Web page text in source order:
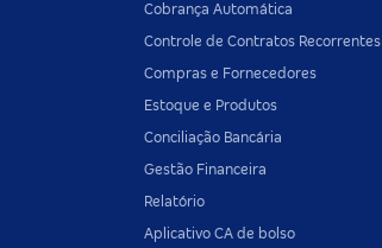
Cobrança Automática
Controle de Contratos Recorrentes
Compras e Fornecedores
Estoque e Produtos
Conciliação Bancária
Gestão Financeira
Relatório
Aplicativo CA de bolso